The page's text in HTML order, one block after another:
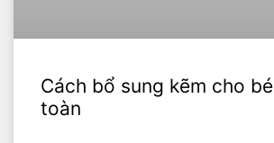
Cách bổ sung kẽm cho
toàn